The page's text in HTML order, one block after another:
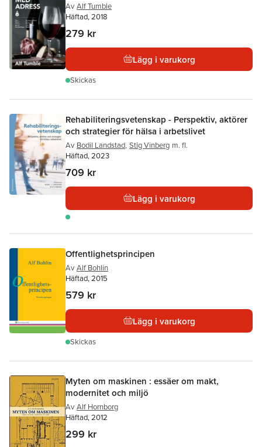
Av Alf Tumble
Häftad, 2018
279 kr
Lägg i varukorg
Skickas
Rehabiliteringsvetenskap - Perspektiv, aktörer
och strategier för hälsa i arbetslivet
Av Bodil Landstad, Stig Vinberg m. fl.
Häftad, 2023
709 kr
Lägg i varukorg
Offentlighetsprincipen
Av Alf Bohlin
Häftad, 2015
579 kr
Lägg i varukorg
Skickas
Myten om maskinen : essäer om makt,
modernitet och miljö
Av Alf Hornborg
Häftad, 2012
299 kr